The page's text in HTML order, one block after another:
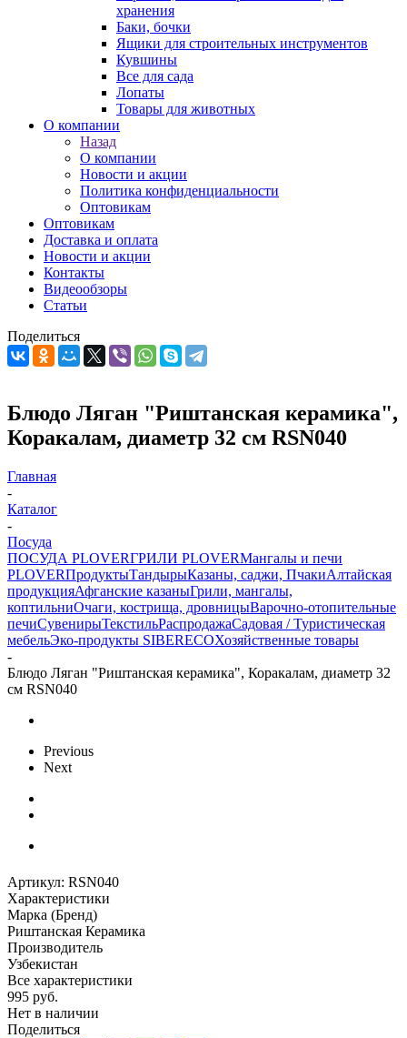
хранения
Баки, бочки
Ящики для строительных инструментов
Кувшины
Все для сада
Лопаты
Товары для животных
О компании
Назад
О компании
Новости и акции
Политика конфиденциальности
Оптовикам
Оптовикам
Доставка и оплата
Новости и акции
Контакты
Видеообзоры
Статьи
Поделиться
Блюдо Ляган "Риштанская керамика",
Коракалам, диаметр 32 см RSN040
Главная
-
Каталог
-
Посуда
ПОСУДА PLOVERГРИЛИ PLOVERМангалы и печи
PLOVERПродуктыТандырыКазаны, саджи, ПчакиАлтайская
продукцияАфганские казаныГрили, мангалы,
коптильниОчаги, кострища, дровницыВарочно-отопительные
печиСувенирыТекстильРаспродажаСадовая / Туристическая
мебельЭко-продукты SIBERECOХозяйственные товары
-
Блюдо Ляган "Риштанская керамика", Коракалам, диаметр 32
см RSN040
Previous
Next
Артикул: RSN040
Характеристики
Марка (Бренд)
Риштанская Керамика
Производитель
Узбекистан
Все характеристики
995 руб.
Нет в наличии
Поделиться